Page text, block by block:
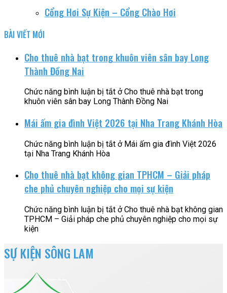
Cổng Hơi Sự Kiện – Cổng Chào Hơi
BÀI VIẾT MỚI
Cho thuê nhà bạt trong khuôn viên sân bay Long
Thành Đồng Nai
Chức năng bình luận bị tắt ở Cho thuê nhà bạt trong
khuôn viên sân bay Long Thành Đồng Nai
Mái ấm gia đình Việt 2026 tại Nha Trang Khánh Hòa
Chức năng bình luận bị tắt ở Mái ấm gia đình Việt 2026
tại Nha Trang Khánh Hòa
Cho thuê nhà bạt không gian TPHCM – Giải pháp
che phủ chuyên nghiệp cho mọi sự kiện
Chức năng bình luận bị tắt ở Cho thuê nhà bạt không gian
TPHCM – Giải pháp che phủ chuyên nghiệp cho mọi sự
kiện
SỰ KIỆN SÔNG LAM